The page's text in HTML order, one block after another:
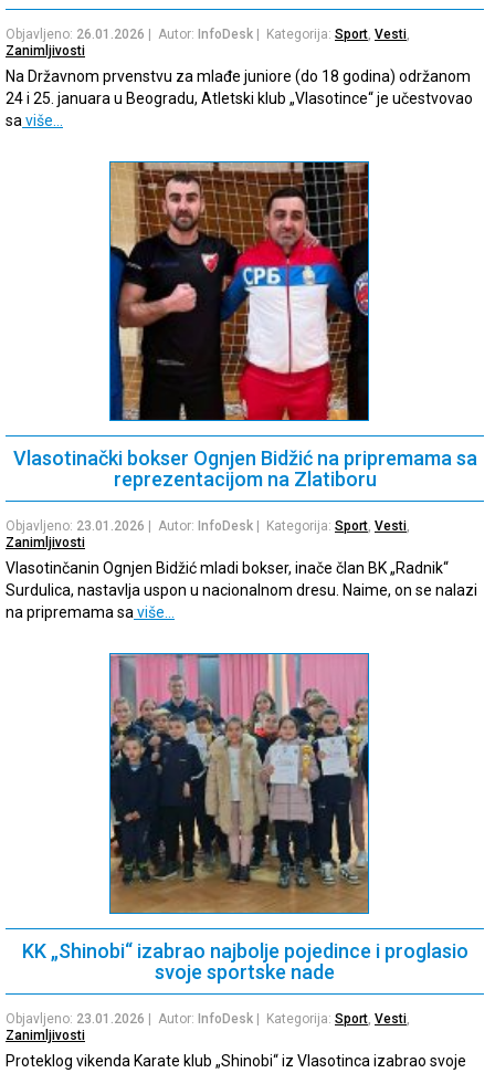
Objavljeno: 26.01.2026 | Autor: InfoDesk | Kategorija: Sport Vesti
Zanimljivosti
Na Državnom prvenstvu za mlađe juniore (do 18 godina) održanom
24 i 25. januara u Beogradu, Atletski klub „Vlasotince“ je učestvovao
sa više…
Vlasotinački bokser Ognjen Bidžić na pripremama sa
reprezentacijom na Zlatiboru
Objavljeno: 23.01.2026 | Autor: InfoDesk | Kategorija: Sport, Vesti,
Zanimljivosti
Vlasotinčanin Ognjen Bidžić mladi bokser, inače član BK „Radnik“
Surdulica, nastavlja uspon u nacionalnom dresu. Naime, on se nalazi
na pripremama saviše…
KK „Shinobi“ izabrao najbolje pojedince i proglasio
svoje sportske nade
Objavljeno: 23.01.2026 | Autor: InfoDesk | Kategorija: Sport, Vesti,
Zanimljivosti
Proteklog vikenda Karate klub „Shinobi“ iz Vlasotinca izabrao svoje